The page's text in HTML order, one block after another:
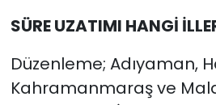
SÜRE UZATIMI HANGİ
Düzenleme; Adıyaman,
Kahramanmaraş ve